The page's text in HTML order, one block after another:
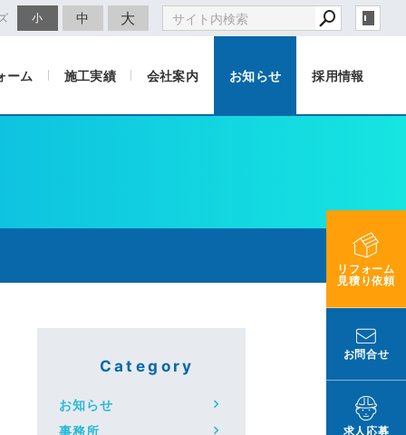
小 中 大
ーム 施工実績 会社案内 お知らせ 採用情報
リフォーム
見積り依頼
お問合せ
求人応募
Category
お知らせ
事務所